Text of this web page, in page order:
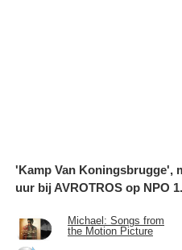
'Kamp Van Koningsbrugge',
uur bij AVROTROS op NPO 1.
Michael: Songs from
the Motion Picture